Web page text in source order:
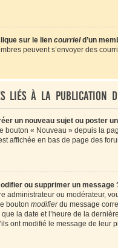
sur le lien courrield’un
peuvent s’envoyer des
liés à la publication
un nouveau sujet ou poster
bouton « Nouveau » depuis la
affichée en bas de page des
ou supprimer un message
administrateur ou modérateur,
bouton modifierdu message
la date et l’heure de la
ont modifié le message de leur